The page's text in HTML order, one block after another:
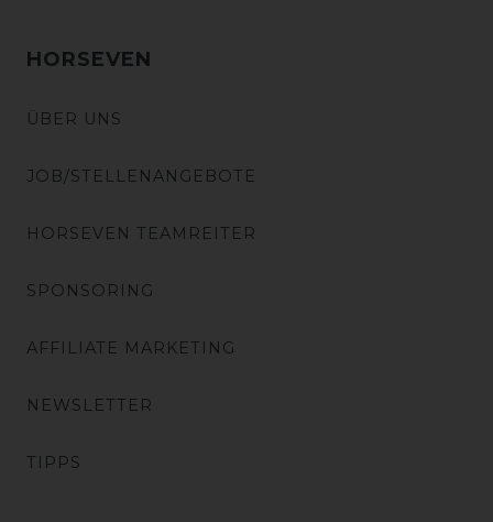
HORSEVEN
ÜBER UNS
JOB/STELLENANGEBOTE
HORSEVEN TEAMREITER
SPONSORING
AFFILIATE MARKETING
NEWSLETTER
TIPPS